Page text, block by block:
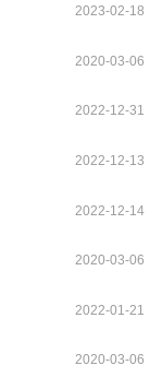
2023-02-18
2020-03-06
2022-12-31
2022-12-13
2022-12-14
2020-03-06
2022-01-21
2020-03-06